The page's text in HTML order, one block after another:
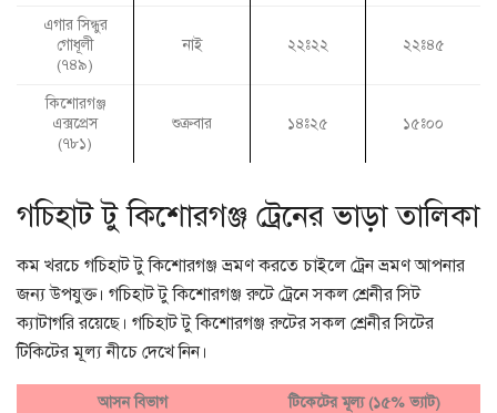
এগার সিন্ধুর
গোধূলী
(৭৪৯)
নাই ২২ঃ২২ ২২ঃ৪৫
কিশোরগঞ্জ
এক্সপ্রেস
(৭৮১)
শুক্রবার ১৪ঃ২৫ ১৫ঃ০০
গচিহাট টু কিশোরগঞ্জ ট্রেনের ভাড়া তালিকা
কম খরচে গচিহাট টু কিশোরগঞ্জ ভ্রমণ করতে চাইলে ট্রেন ভ্রমণ আপনার
জন্য উপযুক্ত। গচিহাট টু কিশোরগঞ্জ রুটে ট্রেনে সকল শ্রেনীর সিট
ক্যাটাগরি রয়েছে। গচিহাট টু কিশোরগঞ্জ রুটের সকল শ্রেনীর সিটের
টিকিটের মূল্য নীচে দেখে নিন।
আসন বিভাগ টিকেটের মূল্য (১৫% ভ্যাট)